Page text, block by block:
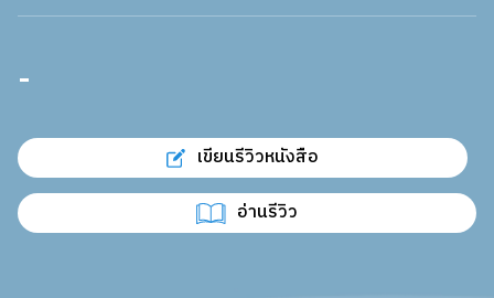
-
เขียนรีวิวหนังสือ
อ่านรีวิว